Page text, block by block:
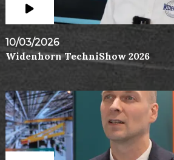
10/03/2026
Widenhorn TechniShow 2026